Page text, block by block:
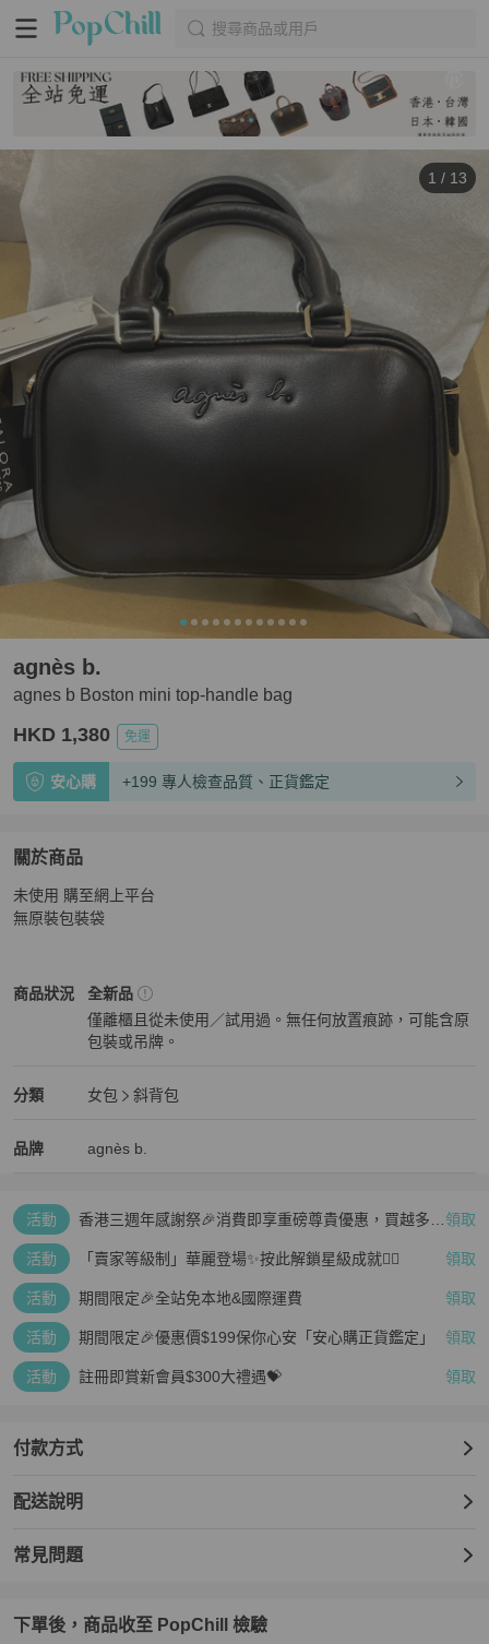
搜尋商品或用戶
1 / 13
agnes b Boston mini top-handle bag
agnès b.
HKD 1,380 免運
安心購 +199 專人檢查品質、正貨鑑定
關於商品
關於agnes b Boston mini top-handle bag
未使用 購至網上平台
無原裝包裝袋
商品狀況
agnès b.女包商品狀態與細節
全新品
僅離櫃且從未使用／試用過。無任何放置痕跡，可能含原
包裝或吊牌。
分類
agnès b. 女包分類資訊
女包
斜背包
品牌
agnès b. 精品女包 品牌介紹
agnès b.
agnès b. 推薦清單
活動
香港三週年感謝祭🎉消費即享重磅尊貴優惠，買越多、 領取
活動 「賣家等級制」華麗登場✨按此解鎖星級成就👆🏻 領取
活動 期間限定🎉全站免本地&國際運費 領取
活動 期間限定🎉優惠價$199保你心安「安心購正貨鑑定」 領取
活動 註冊即賞新會員$300大禮遇💝 領取
付款方式
配送說明
常見問題
下單後，商品收至 PopChill 檢驗